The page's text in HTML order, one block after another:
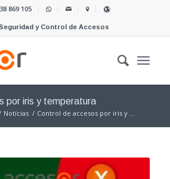
869 105
y Control de Accesos
por iris y temperatura
Notícias / Control de accesos por iris y ...